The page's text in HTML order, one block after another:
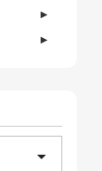
arrow_drop_down